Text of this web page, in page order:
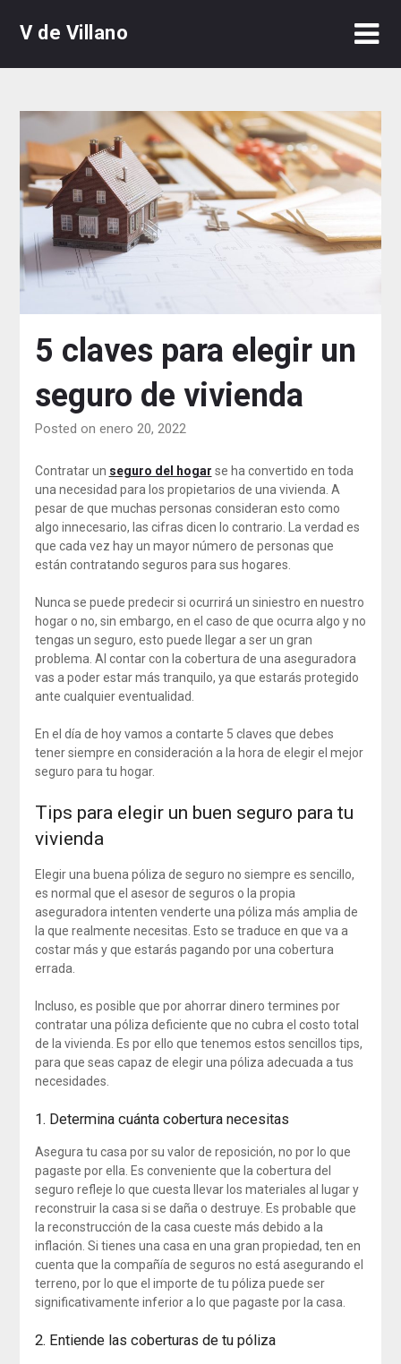
V de Villano
5 claves para elegir un
seguro de vivienda
Posted on enero 20, 2022
Contratar un seguro del hogar se ha convertido en toda
una necesidad para los propietarios de una vivienda. A
pesar de que muchas personas consideran esto como
algo innecesario, las cifras dicen lo contrario. La verdad es
que cada vez hay un mayor número de personas que
están contratando seguros para sus hogares.
Nunca se puede predecir si ocurrirá un siniestro en nuestro
hogar o no, sin embargo, en el caso de que ocurra algo y no
tengas un seguro, esto puede llegar a ser un gran
problema. Al contar con la cobertura de una aseguradora
vas a poder estar más tranquilo, ya que estarás protegido
ante cualquier eventualidad.
En el día de hoy vamos a contarte 5 claves que debes
tener siempre en consideración a la hora de elegir el mejor
seguro para tu hogar.
Tips para elegir un buen seguro para tu
vivienda
Elegir una buena póliza de seguro no siempre es sencillo,
es normal que el asesor de seguros o la propia
aseguradora intenten venderte una póliza más amplia de
la que realmente necesitas. Esto se traduce en que va a
costar más y que estarás pagando por una cobertura
errada.
Incluso, es posible que por ahorrar dinero termines por
contratar una póliza deficiente que no cubra el costo total
de la vivienda. Es por ello que tenemos estos sencillos tips,
para que seas capaz de elegir una póliza adecuada a tus
necesidades.
1. Determina cuánta cobertura necesitas
Asegura tu casa por su valor de reposición, no por lo que
pagaste por ella. Es conveniente que la cobertura del
seguro refleje lo que cuesta llevar los materiales al lugar y
reconstruir la casa si se daña o destruye. Es probable que
la reconstrucción de la casa cueste más debido a la
inflación. Si tienes una casa en una gran propiedad, ten en
cuenta que la compañía de seguros no está asegurando el
terreno, por lo que el importe de tu póliza puede ser
significativamente inferior a lo que pagaste por la casa.
2. Entiende las coberturas de tu póliza